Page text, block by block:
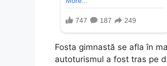
Fosta gimnastă se afla în
autoturismul a fost tras pe